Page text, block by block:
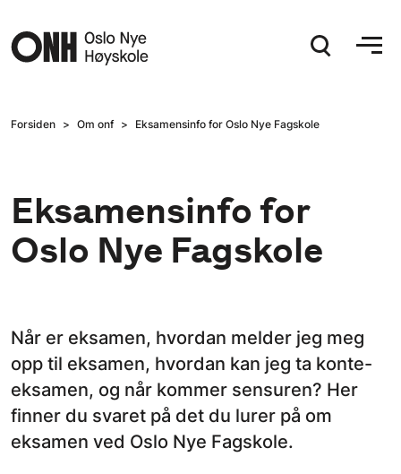
Forsiden Om onf Eksamensinfo for Oslo Nye Fagskole
Eksamensinfo for
Oslo Nye Fagskole
Når er eksamen, hvordan melder jeg meg
opp til eksamen, hvordan kan jeg ta konte-
eksamen, og når kommer sensuren? Her
finner du svaret på det du lurer på om
eksamen ved Oslo Nye Fagskole.